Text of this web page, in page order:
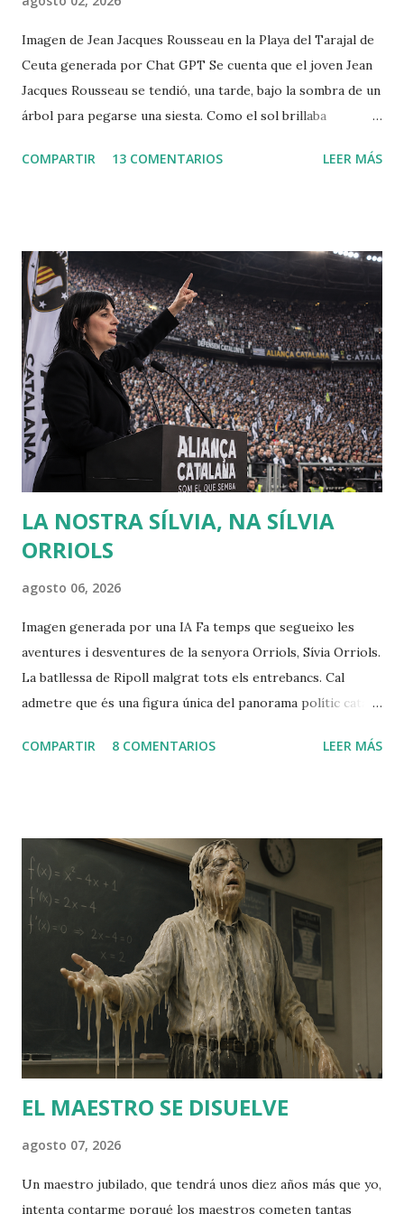
Imagen de Jean Jacques Rousseau en la Playa del Tarajal de
Ceuta generada por Chat GPT Se cuenta que el joven Jean
Jacques Rousseau se tendió, una tarde, bajo la sombra de un
árbol para pegarse una siesta. Como el sol brillaba
cabeza. Cuando despertó, leió el periódico que le había
pregunta: "¿Cuál es el origen de la desigualdad entre los
hombres, y si es respaldada por la ley natural?". Jean
Jacques escribió entonces el Discurso sobre el origen y los
fundamentos de la desigualdad entre los hombres , que le
convirtió enseguida en una celebrity en toda Europa. Para
Rousseau, la sociedad civil es una trampa perpetuada por
los poderosos sobre los débiles, de modo que puedan
conservar su poder y riqueza. Muchas veces creo que se
debería releer a Rousseau, sobr...
COMPARTIR 13 COMENTARIOS LEER MÁS
LA NOSTRA SÍLVIA, NA SÍLVIA
ORRIOLS
agosto 06, 2026
Imagen generada por una IA Fa temps que segueixo les
aventures i desventures de la senyora Orriols, Sívia Orriols.
La batllessa de Ripoll malgrat tots els entrebancs. Cal
admetre que és una figura única del panorama polític català,
sistema, completament fora del relat oficial que
floritura poètica i per l'adjectiu inesperat. Parla amb un to
seriós molt proper a la ira, com si en qualsevol moment
anés a explotar. Llenguatge duríssim i immisericorde
contra allò que combat: la mesquinesa dels partits i,
especialment, el perill de la pèrdua d'identitat cultural
catalana enfront de les onades immigrades. En aquest
sentit, tan sols seria una versió patriòtica de Vox, amb qui
diu compartir gran part del programa exceptuant la
qüestió catalana. Orriols irr...
COMPARTIR 8 COMENTARIOS LEER MÁS
EL MAESTRO SE DISUELVE
agosto 07, 2026
Un maestro jubilado, que tendrá unos diez años más que yo,
intenta contarme porqué los maestros cometen tantas